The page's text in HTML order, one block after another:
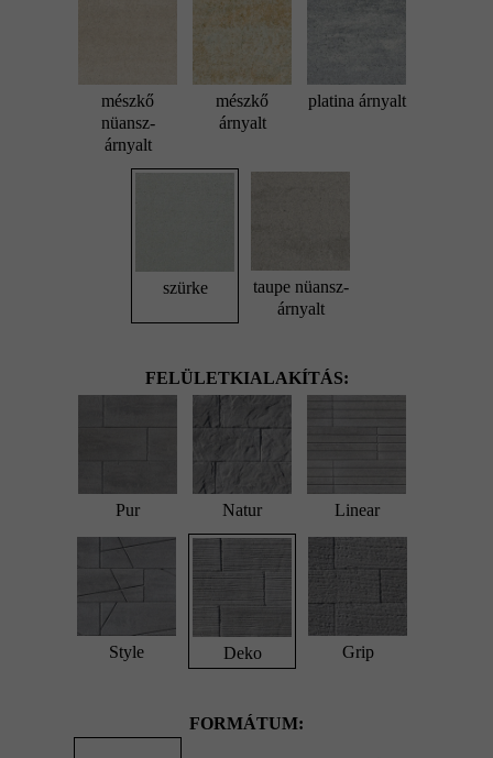
mészkő
nüansz-
árnyalt
mészkő
árnyalt
platina árnyalt
szürke
taupe nüansz-
árnyalt
FELÜLETKIALAKÍTÁS:
Pur Natur Linear
Style Deko Grip
FORMÁTUM: